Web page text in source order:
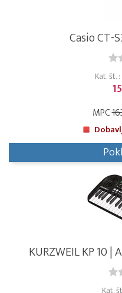
Casio CT-
Kat. št.
MPC
KURZWEIL KP 10 |